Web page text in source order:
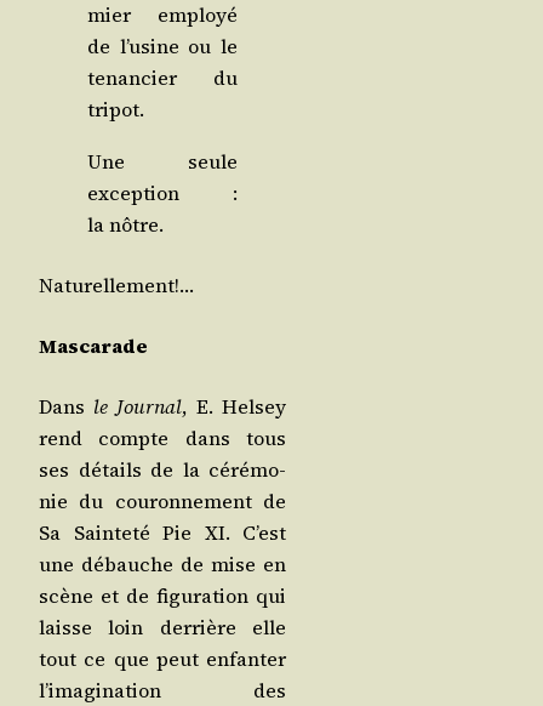
mier employé
de l’u­sine ou le
tenan­cier du
tripot.
Une seule
excep­tion :
la nôtre.
Natu­rel­le­ment!…
Mas­ca­rade
Dans le Jour­nal, E. Hel­sey
rend compte dans tous
ses détails de la céré­mo­
nie du cou­ron­ne­ment de
Sa Sain­te­té Pie XI. C’est
une débauche de mise en
scène et de figu­ra­tion qui
laisse loin der­rière elle
tout ce que peut enfan­ter
l’i­ma­gi­na­tion des